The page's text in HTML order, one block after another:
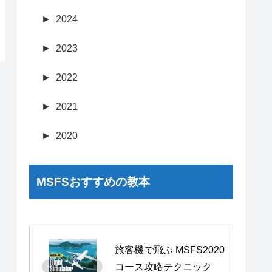
► 2024
► 2023
► 2022
► 2021
► 2020
MSFSおすすめの教本
旅客機で飛ぶ MSFS2020
コース攻略テクニック